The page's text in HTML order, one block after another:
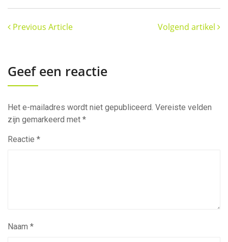
Previous Article Volgend artikel
Geef een reactie
Het e-mailadres wordt niet gepubliceerd. Vereiste velden
zijn gemarkeerd met *
Reactie *
Naam *